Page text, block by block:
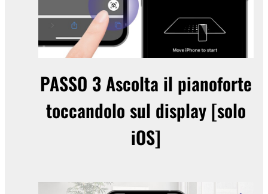
PASSO 3Ascolta il pianoforte
toccandolo sul display [solo
iOS]